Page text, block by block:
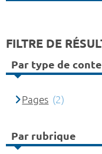
FILTRE DE
Par type de
Pages (2)
Par rubrique